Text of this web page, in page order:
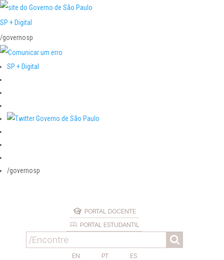
SP + Digital
/governosp
SP + Digital
/governosp
PORTAL DOCENTE
PORTAL ESTUDANTIL
EN PT ES